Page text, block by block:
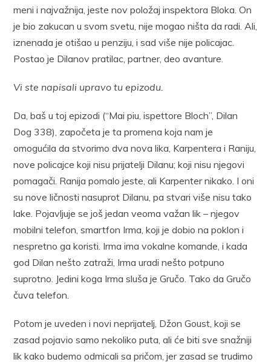
meni i najvažnija, jeste nov položaj inspektora Bloka. On
je bio zakucan u svom svetu, nije mogao ništa da radi. Ali,
iznenada je otišao u penziju, i sad više nije policajac.
Postao je Dilanov pratilac, partner, deo avanture.
Vi ste napisali upravo tu epizodu.
Da, baš u toj epizodi (“Mai piu, ispettore Bloch”, Dilan
Dog 338), započeta je ta promena koja nam je
omogućila da stvorimo dva nova lika, Karpentera i Raniju,
nove policajce koji nisu prijatelji Dilanu; koji nisu njegovi
pomagači. Ranija pomalo jeste, ali Karpenter nikako. I oni
su nove ličnosti nasuprot Dilanu, pa stvari više nisu tako
lake. Pojavljuje se još jedan veoma važan lik – njegov
mobilni telefon, smartfon Irma, koji je dobio na poklon i
nespretno ga koristi. Irma ima vokalne komande, i kada
god Dilan nešto zatraži, Irma uradi nešto potpuno
suprotno. Jedini koga Irma sluša je Gručo. Tako da Gručo
čuva telefon.
Potom je uveden i novi neprijatelj, Džon Goust, koji se
zasad pojavio samo nekoliko puta, ali će biti sve snažniji
lik kako budemo odmicali sa pričom, jer zasad se trudimo